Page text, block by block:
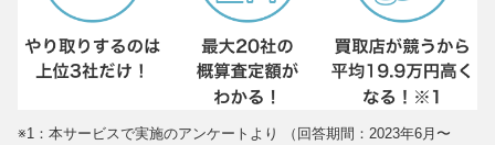
※1：本サービスで実施のアンケートより （回答期間：2023年6月〜